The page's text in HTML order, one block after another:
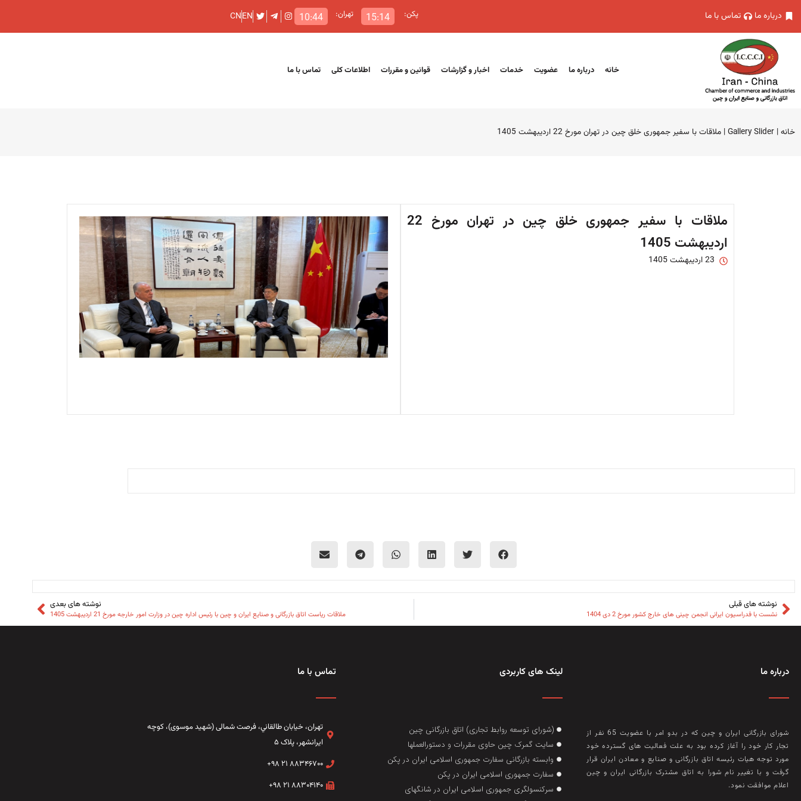
درباره ما تماس با ما پکن: 15:14 تهران: 10:44
EN
CN
خانه درباره ما عضویت خدمات اخبار و گزارشات قوانین و مقررات اطلاعات کلی تماس با ما
خانه|
Gallery Slider
| ملاقات با سفیر جمهوری خلق چین در تهران مورخ 22 اردیبهشت 1405
ملاقات با سفیر جمهوری خلق چین در تهران مورخ 22
اردیبهشت 1405
23 اردیبهشت 1405
نوشته های قبلی
نشست با فدراسیون ایرانی انجمن چینی های خارج کشور مورخ 2 دی 1404
نوشته های بعدی
ملاقات ریاست اتاق بازرگانی و صنایع ایران و چین با رئیس اداره چین در وزارت امور خارجه مورخ 21 اردیبهشت 1405
درباره ما
شورای بازرگانی ایران و چین که در بدو امر با عضويت 65 نفر از
تجار کار خود را آغاز کرده بود به علت فعاليت‌ های گسترده خود
مورد توجه هيات رئيسه اتاق بازرگانی و صنايع و معادن ايران قرار
گرفت و با تغيير نام شورا به اتاق مشترک بازرگانی ايران و چين
اعلام موافقت نمود.
لینک های کاربردی
(شورای توسعه روابط تجاری) اتاق بازرگانی چین
سایت گمرک چین حاوی مقررات و دستورالعملها
وابسته بازرگانی سفارت جمهوری اسلامی ایران در پکن
سفارت جمهوری اسلامی ایران در پکن
سرکنسولگری جمهوری اسلامی ایران در شانگهای
تماس با ما
تهران، خيابان طالقاني،‌ فرصت شمالی (شهید موسوی)، کوچه
ایرانشهر، پلاک ۵
۸۸۳۴۶۷۰۰ ۲۱ ۹۸+
۸۸۳۰۴۱۴۰ ۲۱ ۹۸+